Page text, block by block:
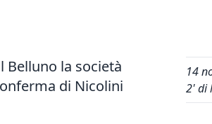
Belluno la società
di Nicolini
14
2' di